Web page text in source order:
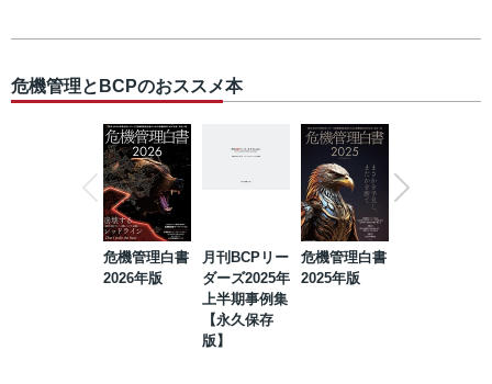
危機管理とBCPのおススメ本
危機管理白書
2026年版
月刊BCPリー
ダーズ2025年
上半期事例集
【永久保存
版】
危機管理白書
2025年版